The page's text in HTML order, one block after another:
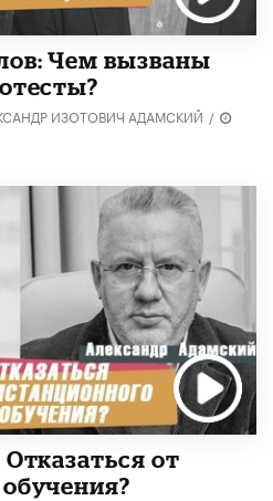
Чем вызваны
ИЗОТОВИЧ АДАМСКИЙ /
от